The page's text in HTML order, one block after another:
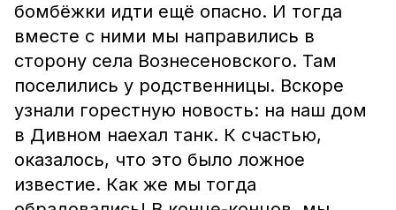
бомбёжки идти ещё опасно. И тогда
вместе с ними мы направились в
сторону села Вознесеновского. Там
поселились у родственницы. Вскоре
узнали горестную новость: на наш дом
в Дивном наехал танк. К счастью,
оказалось, что это было ложное
известие. Как же мы тогда